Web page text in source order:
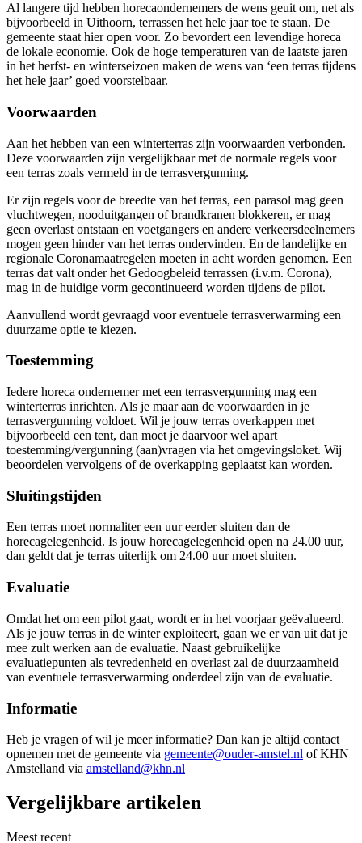
Al langere tijd hebben horecaondernemers de wens geuit om, net als
bijvoorbeeld in Uithoorn, terrassen het hele jaar toe te staan. De
gemeente staat hier open voor. Zo bevordert een levendige horeca
de lokale economie. Ook de hoge temperaturen van de laatste jaren
in het herfst- en winterseizoen maken de wens van ‘een terras tijdens
het hele jaar’ goed voorstelbaar.
Voorwaarden
Aan het hebben van een winterterras zijn voorwaarden verbonden.
Deze voorwaarden zijn vergelijkbaar met de normale regels voor
een terras zoals vermeld in de terrasvergunning.
Er zijn regels voor de breedte van het terras, een parasol mag geen
vluchtwegen, nooduitgangen of brandkranen blokkeren, er mag
geen overlast ontstaan en voetgangers en andere verkeersdeelnemers
mogen geen hinder van het terras ondervinden. En de landelijke en
regionale Coronamaatregelen moeten in acht worden genomen. Een
terras dat valt onder het Gedoogbeleid terrassen (i.v.m. Corona),
mag in de huidige vorm gecontinueerd worden tijdens de pilot.
Aanvullend wordt gevraagd voor eventuele terrasverwarming een
duurzame optie te kiezen.
Toestemming
Iedere horeca ondernemer met een terrasvergunning mag een
winterterras inrichten. Als je maar aan de voorwaarden in je
terrasvergunning voldoet. Wil je jouw terras overkappen met
bijvoorbeeld een tent, dan moet je daarvoor wel apart
toestemming/vergunning (aan)vragen via het omgevingsloket. Wij
beoordelen vervolgens of de overkapping geplaatst kan worden.
Sluitingstijden
Een terras moet normaliter een uur eerder sluiten dan de
horecagelegenheid. Is jouw horecagelegenheid open na 24.00 uur,
dan geldt dat je terras uiterlijk om 24.00 uur moet sluiten.
Evaluatie
Omdat het om een pilot gaat, wordt er in het voorjaar geëvalueerd.
Als je jouw terras in de winter exploiteert, gaan we er van uit dat je
mee zult werken aan de evaluatie. Naast gebruikelijke
evaluatiepunten als tevredenheid en overlast zal de duurzaamheid
van eventuele terrasverwarming onderdeel zijn van de evaluatie.
Informatie
Heb je vragen of wil je meer informatie? Dan kan je altijd contact
opnemen met de gemeente via gemeente@ouder-amstel.nl of KHN
Amstelland via amstelland@khn.nl
Vergelijkbare artikelen
Meest recent